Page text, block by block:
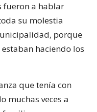
fueron a hablar
su molestia
porque
haciendo los
que tenía con
muchas veces a